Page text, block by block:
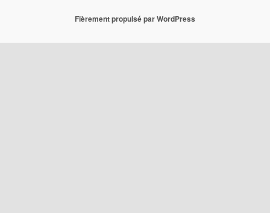
Fièrement propulsé par WordPress